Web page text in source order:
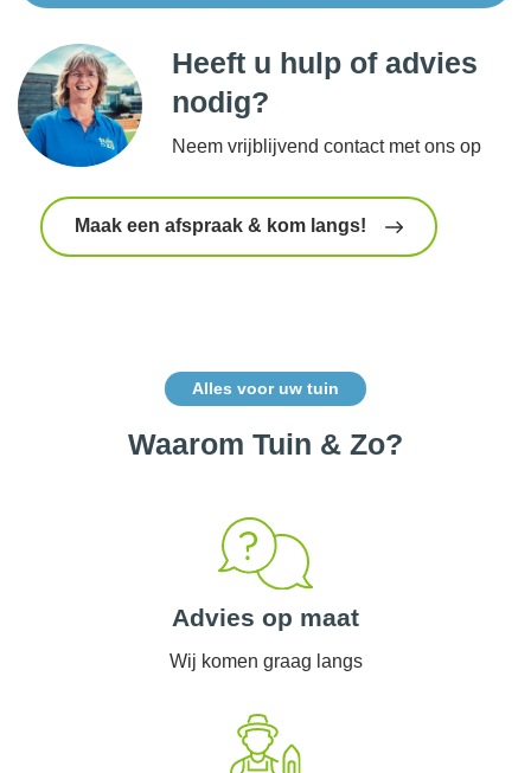
Heeft u hulp of advies
nodig?
Neem vrijblijvend contact met ons op
Maak een afspraak & kom langs!
Alles voor uw tuin
Waarom Tuin & Zo?
Advies op maat
Wij komen graag langs